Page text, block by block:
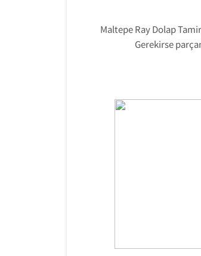
Maltepe Ray Dolap
Gerekirse